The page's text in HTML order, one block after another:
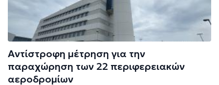
Αντίστροφη μέτρηση για την
παραχώρηση των 22 περιφερειακών
αεροδρομίων